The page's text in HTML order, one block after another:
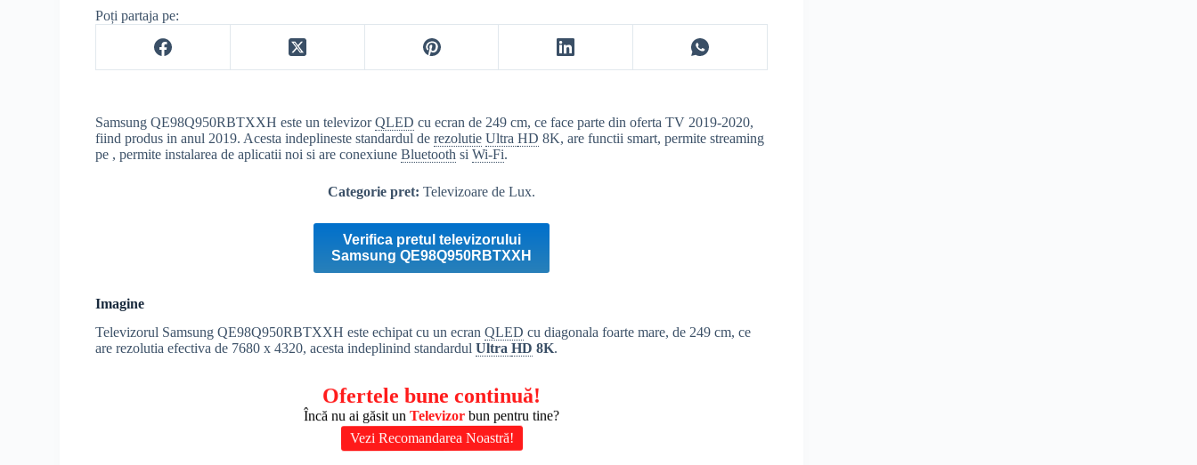
Poți partaja pe:
Samsung QE98Q950RBTXXH este un televizorQLED cu ecran de 249 cm, ce face parte din oferta TV 2019-2020,
fiind produs in anul 2019. Acesta indeplineste standardul derezolutie UltraHD 8K, are functii smart, permite streaming
pe , permite instalarea de aplicatii noi si are conexiuneBluetooth siWi-Fi.
Categorie pret:Televizoare de Lux.
Verifica pretul televizorului
Samsung QE98Q950RBTXXH
Imagine
Televizorul Samsung QE98Q950RBTXXH este echipat cu un ecranQLED cu diagonala foarte mare, de 249 cm, ce
are rezolutia efectiva de 7680 x 4320, acesta indeplinind standardulUltraHD 8K.
Ofertele bune continuă!
Încă nu ai găsit unTelevizorbun pentru tine?
Vezi Recomandarea Noastră!